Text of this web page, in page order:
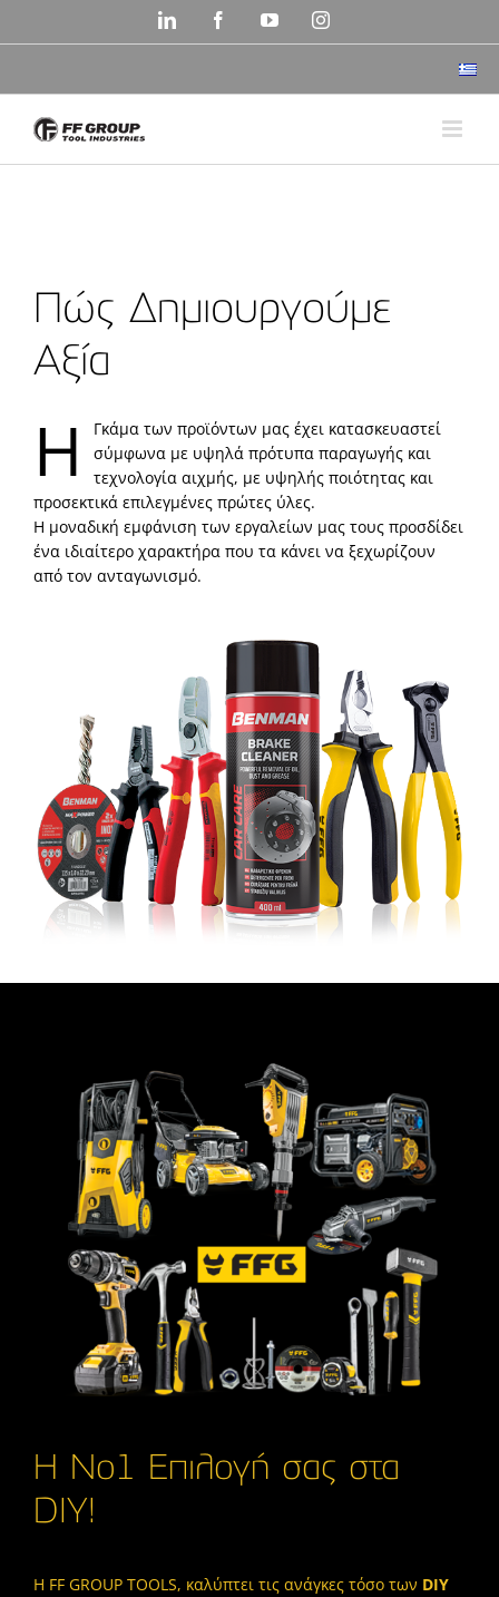
LinkedIn FacebookYouTubeInstagram
Πώς Δημιουργούμε
Αξία
H
Γκάμα των προϊόντων μας έχει κατασκευαστεί
σύμφωνα με υψηλά πρότυπα παραγωγής και
τεχνολογία αιχμής, με υψηλής ποιότητας και
προσεκτικά επιλεγμένες πρώτες ύλες.
Η μοναδική εμφάνιση των εργαλείων μας τους προσδίδει
ένα ιδιαίτερο χαρακτήρα που τα κάνει να ξεχωρίζουν
από τον ανταγωνισμό.
Η Νο1 Επιλογή σας στα
DIY!
Η FF GROUP TOOLS, καλύπτει τις ανάγκες τόσο των DIY